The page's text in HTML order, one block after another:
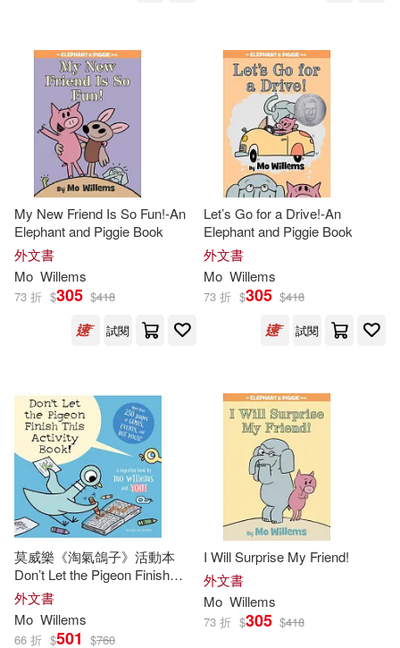
My New Friend Is So Fun!-An
Elephant and Piggie Book
外文書
Mo Willems
73 折 $305 $418
試閱
Let’s Go for a Drive!-An
Elephant and Piggie Book
外文書
Mo Willems
73 折 $305 $418
試閱
莫威樂《淘氣鴿子》活動本
Don’t Let the Pigeon Finish
This Activity Book! (Pigeon
Series)
外文書
Mo Willems
66 折 $501 $760
I Will Surprise My Friend!
外文書
Mo Willems
73 折 $305 $418